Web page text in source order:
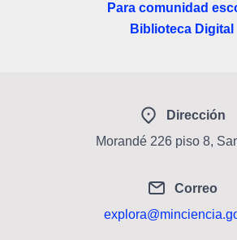
Para comunidad
Biblioteca Digital
Dirección
Morandé 226 piso 8,
Correo